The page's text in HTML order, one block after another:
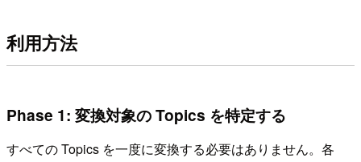
利用方法
Phase 1: 変換対象の Topics を特定する
すべての Topics を一度に変換する必要はありません。各